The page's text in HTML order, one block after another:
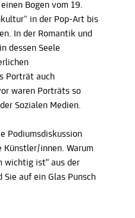
Bogen vom 19.
in der Pop-Art bis
In der Romantik und
dessen Seele
Porträt auch
waren Porträts so
Sozialen Medien.
Podiumsdiskussion
innen. Warum
wichtig ist" aus der
auf ein Glas Punsch